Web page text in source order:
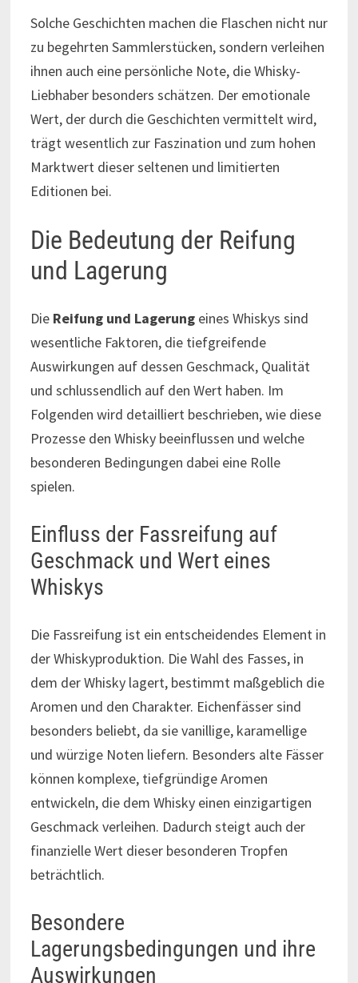
Solche Geschichten machen die Flaschen nicht nur
zu begehrten Sammlerstücken, sondern verleihen
ihnen auch eine persönliche Note, die Whisky-
Liebhaber besonders schätzen. Der emotionale
Wert, der durch die Geschichten vermittelt wird,
trägt wesentlich zur Faszination und zum hohen
Marktwert dieser seltenen und limitierten
Editionen bei.
Die Bedeutung der Reifung
und Lagerung
Die Reifung und Lagerungeines Whiskys sind
wesentliche Faktoren, die tiefgreifende
Auswirkungen auf dessen Geschmack, Qualität
und schlussendlich auf den Wert haben. Im
Folgenden wird detailliert beschrieben, wie diese
Prozesse den Whisky beeinflussen und welche
besonderen Bedingungen dabei eine Rolle
spielen.
Einfluss der Fassreifung auf
Geschmack und Wert eines
Whiskys
Die Fassreifung ist ein entscheidendes Element in
der Whiskyproduktion. Die Wahl des Fasses, in
dem der Whisky lagert, bestimmt maßgeblich die
Aromen und den Charakter. Eichenfässer sind
besonders beliebt, da sie vanillige, karamellige
und würzige Noten liefern. Besonders alte Fässer
können komplexe, tiefgründige Aromen
entwickeln, die dem Whisky einen einzigartigen
Geschmack verleihen. Dadurch steigt auch der
finanzielle Wert dieser besonderen Tropfen
beträchtlich.
Besondere
Lagerungsbedingungen und ihre
Auswirkungen